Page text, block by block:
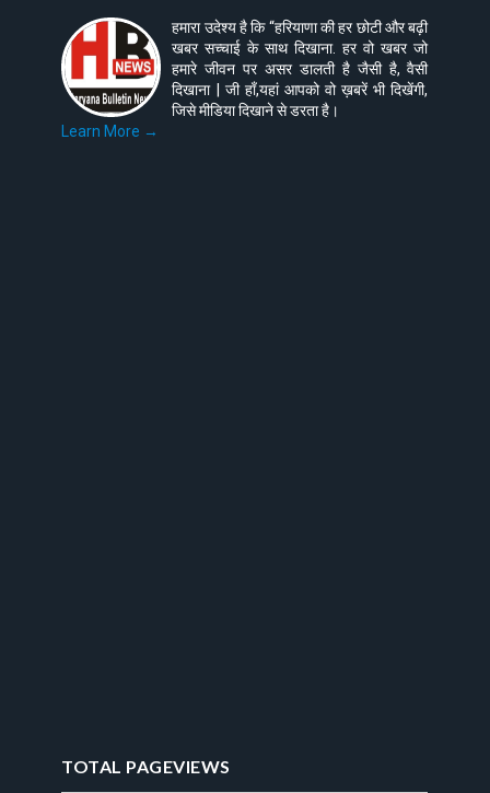
हमारा उदेश्य है कि “हरियाणा की हर छोटी और बढ़ी
खबर सच्चाई के साथ दिखाना. हर वो खबर जो
हमारे जीवन पर असर डालती है जैसी है, वैसी
दिखाना | जी हाँ,यहां आपको वो ख़बरें भी दिखेंगी,
जिसे मीडिया दिखाने से डरता है।
Learn More →
TOTAL PAGEVIEWS